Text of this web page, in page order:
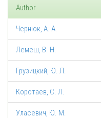
Author
Чернюк, А. А.
Лемеш, В. Н.
Грузицкий, Ю. Л.
Коротаев, С. Л.
Уласевич, Ю. М.